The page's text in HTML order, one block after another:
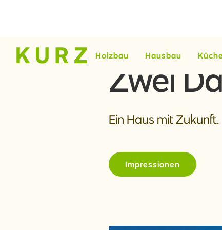
Holzbau Hausbau
Zwei
Ein Haus mit Zukunft.
Impressionen